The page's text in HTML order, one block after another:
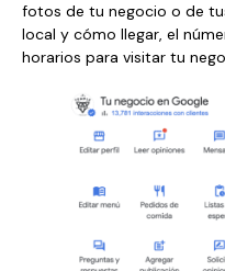
fotos de tu negocio o de
local y cómo llegar, el
horarios para visitar tu